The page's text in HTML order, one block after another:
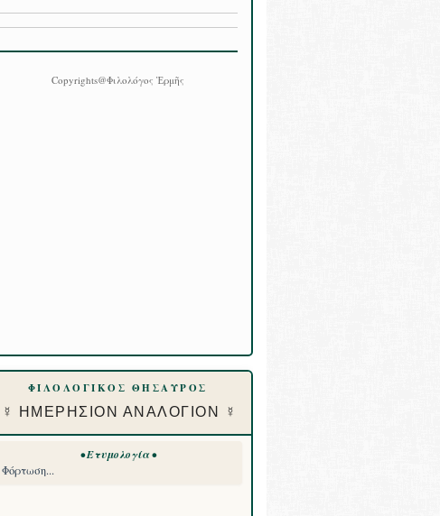
Copyrights@Φιλολόγος Ἑρμῆς
ΦΙΛΟΛΟΓΙΚΟΣ ΘΗΣΑΥΡΟΣ
☿ ΗΜΕΡΗΣΙΟΝ ΑΝΑΛΟΓΙΟΝ ☿
• Ετυμολογία •
Φόρτωση...